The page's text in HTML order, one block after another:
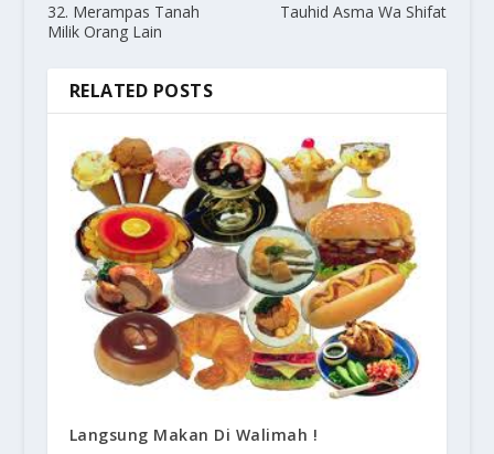
32. Merampas Tanah
Milik Orang Lain
Tauhid Asma Wa Shifat
RELATED POSTS
Langsung Makan Di Walimah !